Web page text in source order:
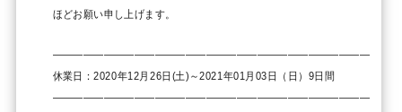
ほどお願い申し上げます。
———————————————————————————————
休業日：2020年12月26日(土)～2021年01月03日（日）9日間
———————————————————————————————